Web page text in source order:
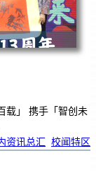
载」 携手「智创未
资讯总汇 校闻特区